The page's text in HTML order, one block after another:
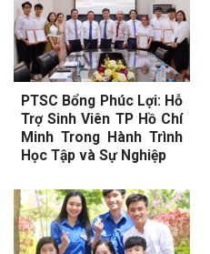
PTSC Bổng Phúc Lợi: Hỗ
Trợ Sinh Viên TP Hồ Chí
Minh Trong Hành Trình
Học Tập và Sự Nghiệp